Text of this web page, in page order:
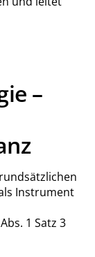
–
Instrument
1 Satz 3